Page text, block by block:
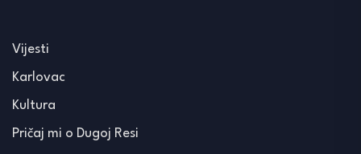
Vijesti
Karlovac
Kultura
Pričaj mi o Dugoj Resi